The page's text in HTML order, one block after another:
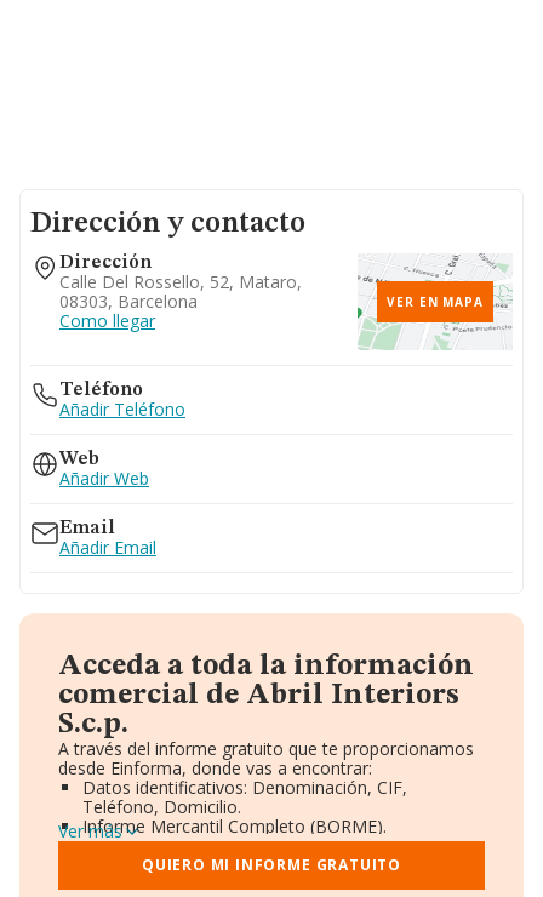
Dirección y contacto
Dirección
Calle Del Rossello, 52, Mataro,
08303, Barcelona
Como llegar
VER EN MAPA
Teléfono
Añadir Teléfono
Web
Añadir Web
Email
Añadir Email
Acceda a toda la información
comercial de Abril Interiors
S.c.p.
A través del informe gratuito que te proporcionamos
desde Einforma, donde vas a encontrar:
Datos identificativos: Denominación, CIF,
Teléfono, Domicilio.
Informe Mercantil Completo (BORME).
Gráficos de Evolución Ventas y Empleados.
Consejo de Administración y Administradores.
Directivos y Ejecutivos.
Ver más
QUIERO MI INFORME GRATUITO